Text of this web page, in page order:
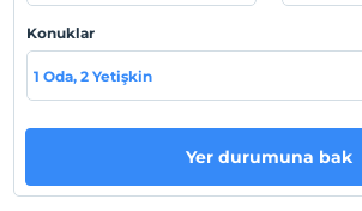
En erken saat 10:00 ve sonrası
Konuklar
1 Oda, 2 Yetişkin
Yer durumuna bak